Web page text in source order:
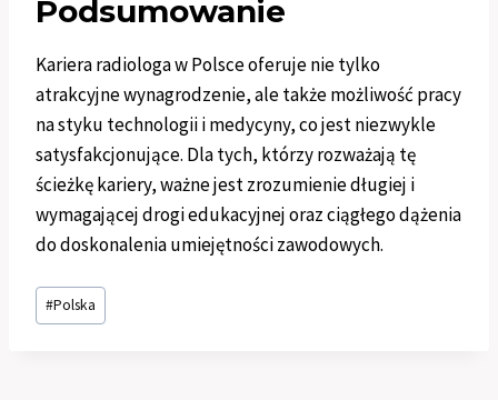
Podsumowanie
Kariera radiologa w Polsce oferuje nie tylko
atrakcyjne wynagrodzenie, ale także możliwość pracy
na styku technologii i medycyny, co jest niezwykle
satysfakcjonujące. Dla tych, którzy rozważają tę
ścieżkę kariery, ważne jest zrozumienie długiej i
wymagającej drogi edukacyjnej oraz ciągłego dążenia
do doskonalenia umiejętności zawodowych.
Tagi
wpisu:
#Polska